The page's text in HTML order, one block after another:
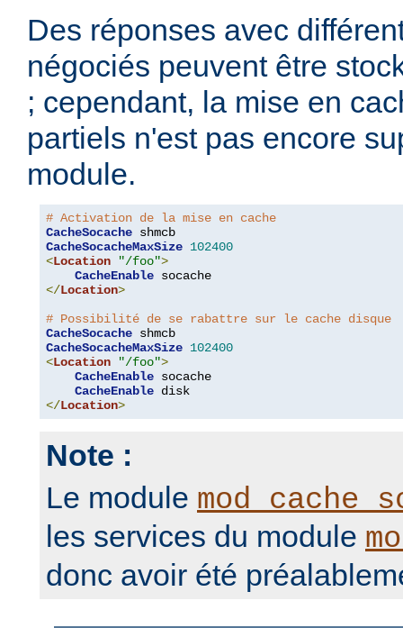
Des réponses avec
négociés peuvent être
; cependant, la mise en
partiels n'est pas encore
module.
# Activation de la mise en cache
CacheSocache
CacheSocacheMaxSize 102400
<Location "/foo">
CacheEnable
</Location>
# Possibilité de se rabattre sur le cache disque
CacheSocache
CacheSocacheMaxSize 102400
<Location "/foo">
CacheEnable socache
CacheEnable
</Location>
Note :
Le module
les services du module
donc avoir été